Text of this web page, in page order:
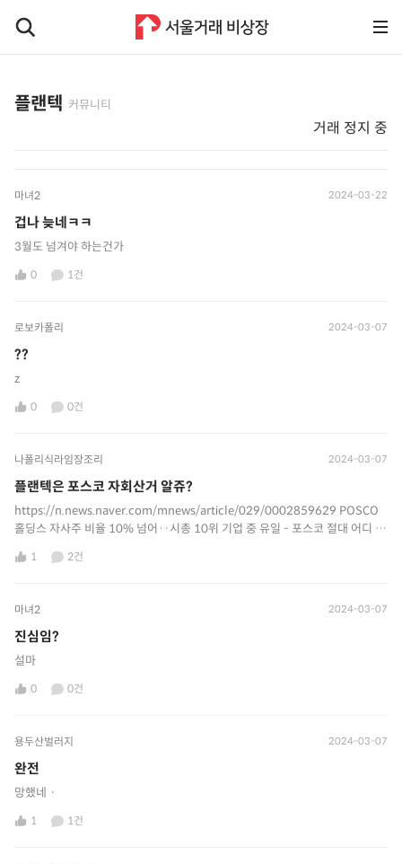
플랜텍 커뮤니티
거래 정지 중
마녀2 2024-03-22
겁나 늦네ㅋㅋ
3월도 넘겨야 하는건가
0 1건
로보카폴리 2024-03-07
??
z
0 0건
나폴리식라임장조리 2024-03-07
플랜텍은 포스코 자회산거 알쥬?
https://n.news.naver.com/mnews/article/029/0002859629 POSCO
홀딩스 자사주 비율 10% 넘어‥시총 10위 기업 중 유일 - 포스코 절대 어디 안
1 2건
마녀2 2024-03-07
진심임?
설마
0 0건
용두산벌러지 2024-03-07
완전
망했네ㆍ
1 1건